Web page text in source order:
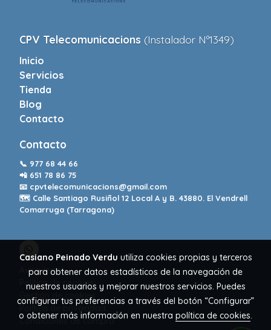
CPV Telecomunicacions (Instalador Nº1349)
Inicio
Servicios
Tienda
Blog
Contacto
Contacto
📞 977 68 44 66
📲 651 78 86 75
📧 cpvtelecomunicacions@gmail.com
🗺️ Calle Santiago Rusiñol 12 Local A y B. 43880. El Vendrell
Comarruga (Tarragona)
Aviso legal
Política de cookies
Gestión de cookies
Política de privacidad
Condiciones de compra
Casiano Peinado Verdu utiliza cookies propias y terceros
para obtener datos estadísticos de la navegación de
nuestros usuarios y mejorar nuestros servicios. Puedes
configurar tus preferencias a través del botón “Configurar”
o obtener más información en nuestra política de cookies.